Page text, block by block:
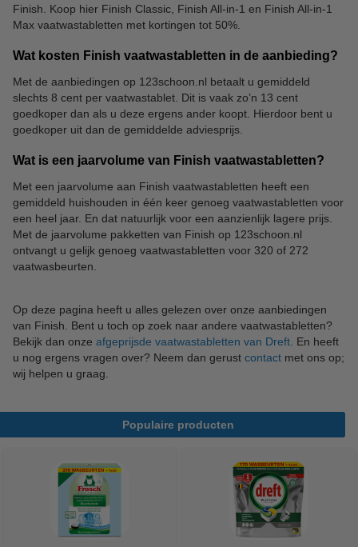
Finish. Koop hier Finish Classic, Finish All-in-1 en Finish All-in-1
Max vaatwastabletten met kortingen tot 50%.
Wat kosten Finish vaatwastabletten in de aanbieding?
Met de aanbiedingen op 123schoon.nl betaalt u gemiddeld
slechts 8 cent per vaatwastablet. Dit is vaak zo’n 13 cent
goedkoper dan als u deze ergens ander koopt. Hierdoor bent u
goedkoper uit dan de gemiddelde adviesprijs.
Wat is een jaarvolume van Finish vaatwastabletten?
Met een jaarvolume aan Finish vaatwastabletten heeft een
gemiddeld huishouden in één keer genoeg vaatwastabletten voor
een heel jaar. En dat natuurlijk voor een aanzienlijk lagere prijs.
Met de jaarvolume pakketten van Finish op 123schoon.nl
ontvangt u gelijk genoeg vaatwastabletten voor 320 of 272
vaatwasbeurten.
Op deze pagina heeft u alles gelezen over onze aanbiedingen
van Finish. Bent u toch op zoek naar andere vaatwastabletten?
Bekijk dan onze afgeprijsde vaatwastabletten van Dreft . En heeft
u nog ergens vragen over? Neem dan gerust contact met ons op;
wij helpen u graag.
Populaire producten